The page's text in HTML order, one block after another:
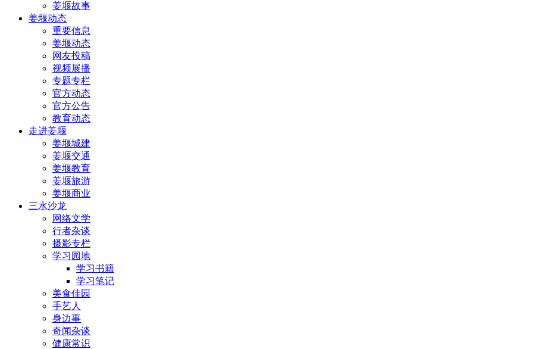
姜堰故事
姜堰动态
重要信息
姜堰动态
网友投稿
视频展播
专题专栏
官方动态
官方公告
教育动态
走进姜堰
姜堰城建
姜堰交通
姜堰教育
姜堰旅游
姜堰商业
三水沙龙
网络文学
行者杂谈
摄影专栏
学习园地
学习书籍
学习笔记
美食佳园
手艺人
身边事
奇闻杂谈
健康常识